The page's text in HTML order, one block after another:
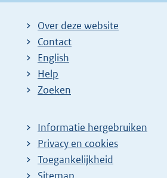
Over deze website
Contact
English
Help
Zoeken
Informatie hergebruiken
Privacy en cookies
Toegankelijkheid